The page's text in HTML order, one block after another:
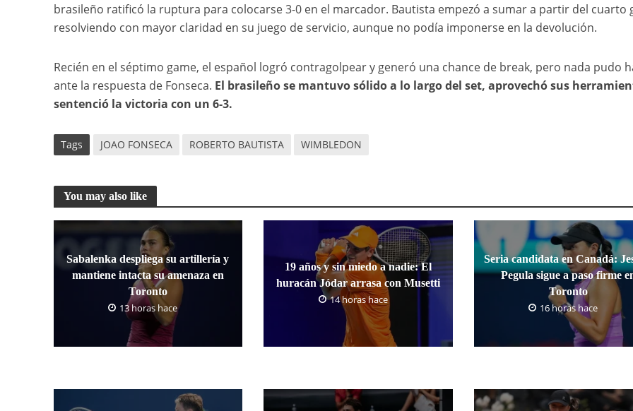
brasileño ratificó la ruptura para colocarse 3-0 en el marcador. Bautista empezó a sumar a partir del cuarto
resolviendo con mayor claridad en su juego de servicio, aunque no podía imponerse en la devolución.
Recién en el séptimo game, el español logró contragolpear y generó una chance de break, pero nada pudo
ante la respuesta de Fonseca. El brasileño se mantuvo sólido a lo largo del set, aprovechó sus
sentenció la victoria con un 6-3.
Tags JOAO FONSECA ROBERTO BAUTISTA WIMBLEDON
You may also like
Sabalenka despliega su artillería y
mantiene intacta su amenaza en
Toronto
13 horas hace
19 años y sin miedo a nadie: El
huracán Jódar arrasa con Musetti
14 horas hace
Seria candidata en Canadá:
Pegula sigue a paso firme
Toronto
16 horas hace